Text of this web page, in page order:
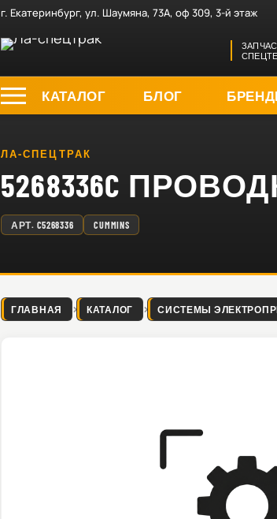
г. Екатеринбург, ул. Шаумяна, 73А, оф 309, 3-й этаж
КАТАЛОГ БЛОГ
ЛА-СПЕЦТРАК
5268336C
АРТ. C5268336 CUMMINS
ГЛАВНАЯ КАТАЛОГ СИСТЕМЫ